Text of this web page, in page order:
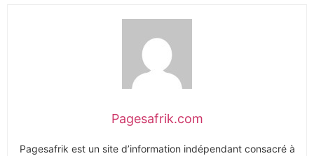
Pagesafrik.com
Pagesafrik est un site d’information indépendant consacré à